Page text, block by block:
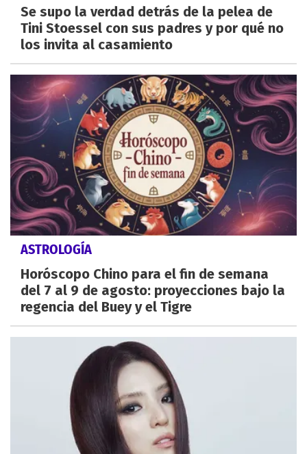
Se supo la verdad detrás de la pelea de
Tini Stoessel con sus padres y por qué no
los invita al casamiento
ASTROLOGÍA
Horóscopo Chino para el fin de semana
del 7 al 9 de agosto: proyecciones bajo la
regencia del Buey y el Tigre